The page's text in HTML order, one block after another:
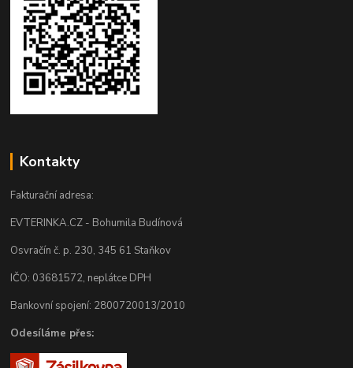
Kontakty
Fakturační adresa:
EVTERINKA.CZ - Bohumila Budínová
Osvračín č. p. 230, 345 61 Staňkov
IČO: 03681572, neplátce DPH
Bankovní spojení: 2800720013/2010
Odesíláme přes: